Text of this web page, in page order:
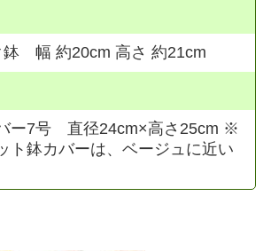
鉢 幅 約20cm 高さ 約21cm
ー7号 直径24cm×高さ25cm ※
ト鉢カバーは、ベージュに近い